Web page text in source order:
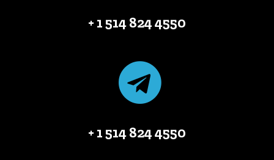
4550 824 514 1 +
4550 824 514 1 +